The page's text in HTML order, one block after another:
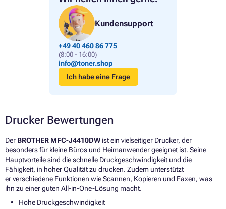
Kundensupport
+49 40 460 86 775
(8:00 - 16:00)
info@toner.shop
Ich habe eine Frage
Drucker Bewertungen
Der BROTHER MFC-J4410DW ist ein vielseitiger Drucker, der
besonders für kleine Büros und Heimanwender geeignet ist. Seine
Hauptvorteile sind die schnelle Druckgeschwindigkeit und die
Fähigkeit, in hoher Qualität zu drucken. Zudem unterstützt
er verschiedene Funktionen wie Scannen, Kopieren und Faxen, was
ihn zu einer guten All-in-One-Lösung macht.
Hohe Druckgeschwindigkeit